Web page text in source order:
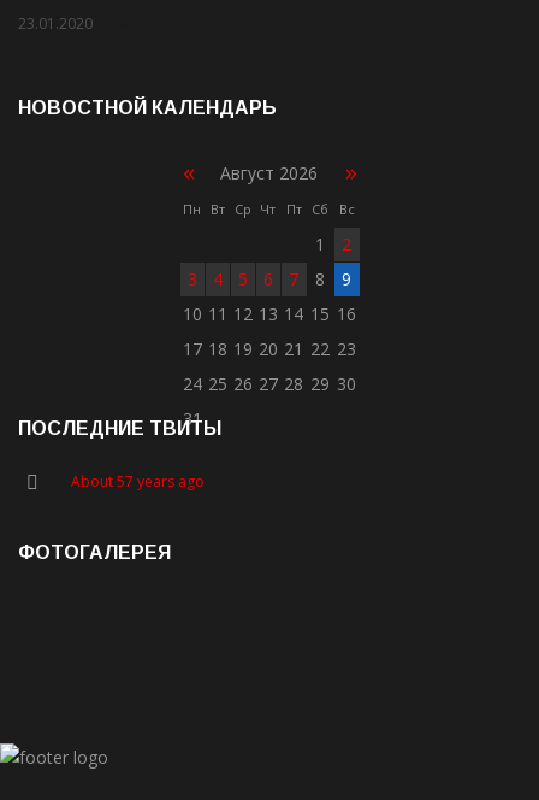
23.01.2020
НОВОСТНОЙ КАЛЕНДАРЬ
« Август 2026 »
Пн Вт Ср Чт Пт Сб Вс
1
2
3
4 5 6 7 8
9
10 11 12 13 14 15 16
17 18 19 20 21 22 23
24 25 26 27 28 29 30
31
ПОСЛЕДНИЕ ТВИТЫ
About 57 years ago
ФОТОГАЛЕРЕЯ